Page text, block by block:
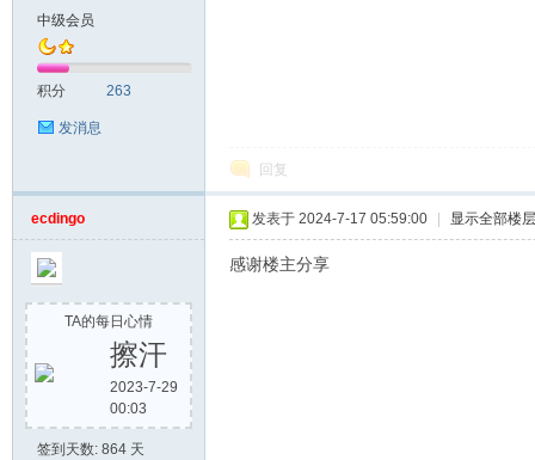
中级会员
积分 263
发消息
回复
ecdingo
TA的每日心情
擦汗
2023-7-29
00:03
签到天数: 864 天
发表于 2024-7-17 05:59:00 显示全部楼层
感谢楼主分享